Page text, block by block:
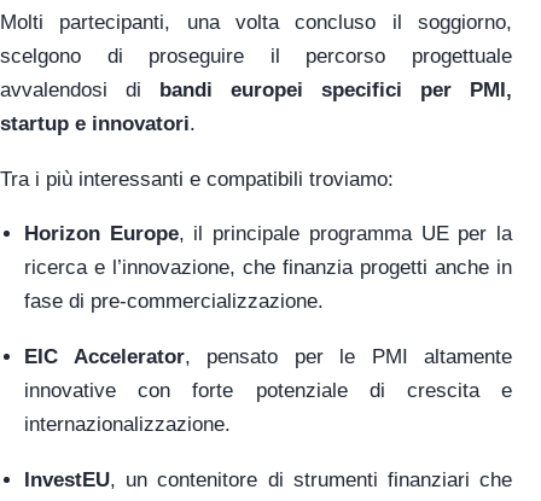
Molti partecipanti, una volta concluso il soggiorno,
scelgono di proseguire il percorso progettuale
avvalendosi di bandi europei specifici per PMI,
startup e innovatori.
Tra i più interessanti e compatibili troviamo:
Horizon Europe, il principale programma UE per la
ricerca e l’innovazione, che finanzia progetti anche in
fase di pre-commercializzazione.
EIC Accelerator, pensato per le PMI altamente
innovative con forte potenziale di crescita e
internazionalizzazione.
InvestEU, un contenitore di strumenti finanziari che